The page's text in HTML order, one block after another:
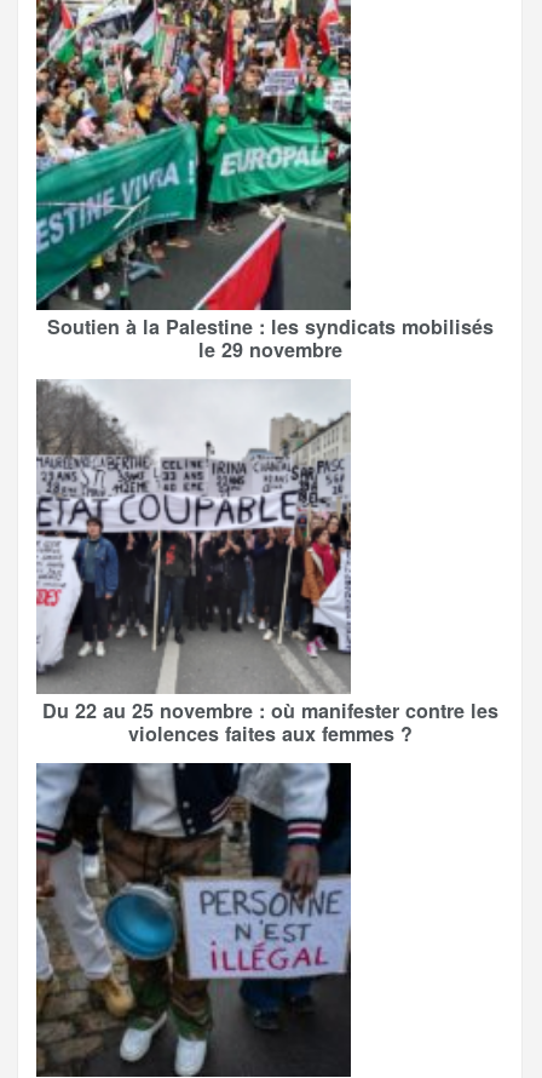
Soutien à la Palestine : les syndicats mobilisés
le 29 novembre
Du 22 au 25 novembre : où manifester contre les
violences faites aux femmes ?